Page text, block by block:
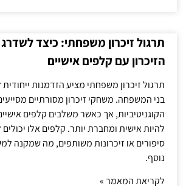
תרגול זיכרון משפחתי: כיצד
הזיכרון עם קלפים אישיים
תרגול זיכרון משפחתי מציע הזדמנות ייחודית
בני המשפחה. משחקי זיכרון מסורתיים
הקוגניטיביות, אך כאשר משלבים קלפים
להיות אישית ומחברת יותר. קלפים אלו
סיפורים או זיכרונות משותפים, מה שמקנה
נוסף.
לקריאת המאמר »